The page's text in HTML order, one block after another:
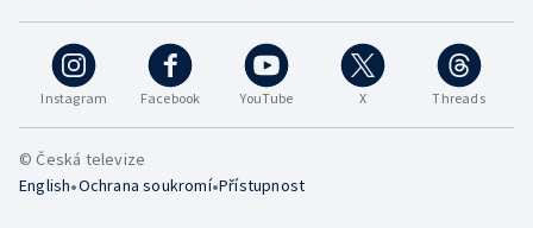
Instagram Facebook YouTube X Threads
© Česká televize
English•Ochrana soukromí•Přístupnost